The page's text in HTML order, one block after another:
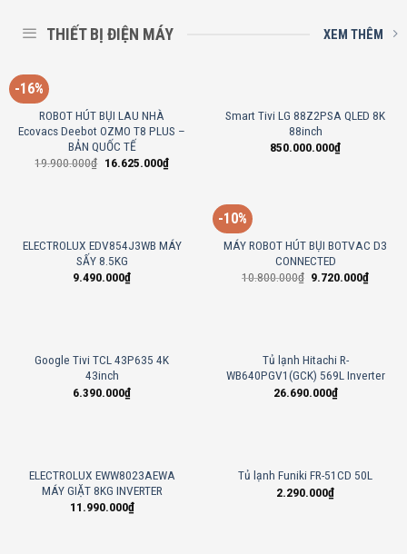
THIẾT BỊ ĐIỆN MÁY XEM THÊM
-16%
ROBOT HÚT BỤI LAU NHÀ
Ecovacs Deebot OZMO T8 PLUS –
BẢN QUỐC TẾ
19.900.000₫ 16.625.000₫
Smart Tivi LG 88Z2PSA QLED 8K
88inch
850.000.000₫
ELECTROLUX EDV854J3WB MÁY
SẤY 8.5KG
9.490.000₫
-10%
MÁY ROBOT HÚT BỤI BOTVAC D3
CONNECTED
10.800.000₫ 9.720.000₫
Google Tivi TCL 43P635 4K
43inch
6.390.000₫
Tủ lạnh Hitachi R-
WB640PGV1(GCK) 569L Inverter
26.690.000₫
ELECTROLUX EWW8023AEWA
MÁY GIẶT 8KG INVERTER
11.990.000₫
Tủ lạnh Funiki FR-51CD 50L
2.290.000₫